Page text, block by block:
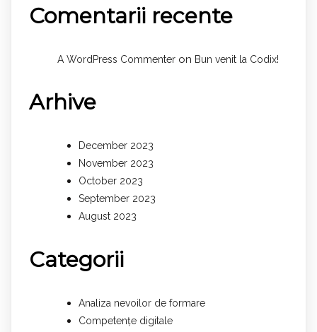
Comentarii recente
A WordPress Commenter on Bun venit la Codix!
Arhive
December 2023
November 2023
October 2023
September 2023
August 2023
Categorii
Analiza nevoilor de formare
Competențe digitale